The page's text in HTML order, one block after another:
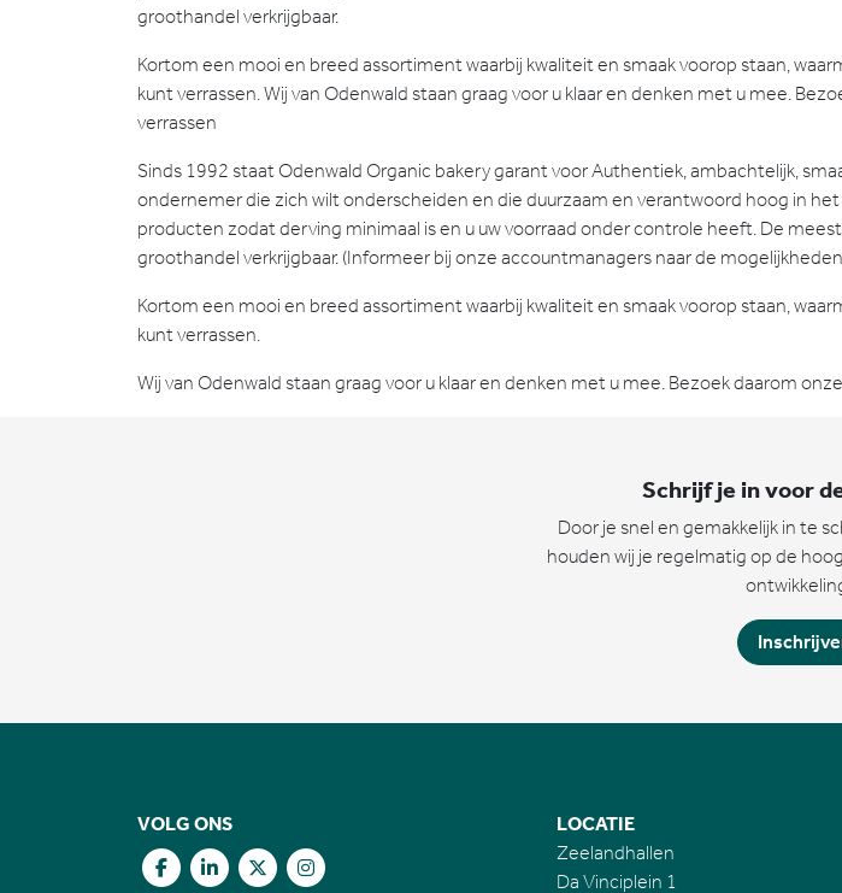
groothandel verkrijgbaar.
Kortom een mooi en breed assortiment waarbij kwaliteit en smaak voorop staan,
kunt verrassen. Wij van Odenwald staan graag voor u klaar en denken met u mee.
verrassen
Sinds 1992 staat Odenwald Organic bakery garant voor Authentiek, ambachtelijk,
ondernemer die zich wilt onderscheiden en die duurzaam en verantwoord hoog in
producten zodat derving minimaal is en u uw voorraad onder controle heeft. De
groothandel verkrijgbaar. (Informeer bij onze accountmanagers naar de
Kortom een mooi en breed assortiment waarbij kwaliteit en smaak voorop staan,
kunt verrassen.
Wij van Odenwald staan graag voor u klaar en denken met u mee. Bezoek daarom
Schrijf je in voor
Door je snel en gemakkelijk in te
houden wij je regelmatig op de
VOLG ONS
LOCATIE
Zeelandhallen
Da Vinciplein 1